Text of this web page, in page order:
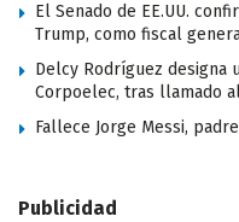
El Senado de EE.UU.
Trump, como fiscal
Delcy Rodríguez designa
Corpoelec, tras llamado
Fallece Jorge Messi,
Publicidad